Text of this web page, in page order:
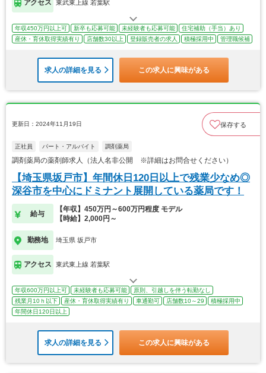
アクセス 東武東上線 若葉駅
年収450万円以上可 新卒も応募可能 未経験者も応募可能
住宅補助（手当）あり
産休・育休取得実績有り
店舗数30以上 登録販売者の求人 積極採用中 管理職候補
求人の詳細を見る この求人に興味がある
更新日：2024年11月19日 保存する
正社員 パート・アルバイト 調剤薬局
調剤薬局の薬剤師求人（法人名非公開 ※詳細はお問合せください）
【埼玉県坂戸市】年間休日120日以上で残業少なめ◎
深谷市を中心にドミナント展開している薬局です！
給与
【年収】450万円～600万円程度 モデル
【時給】2,000円～
勤務地 埼玉県 坂戸市
アクセス 東武東上線 若葉駅
年収600万円以上可 未経験者も応募可能
原則、引越しを伴う転勤なし
残業月10ｈ以下
産休・育休取得実績有り 車通勤可 店舗数10～29
積極採用中
年間休日120日以上
求人の詳細を見る この求人に興味がある